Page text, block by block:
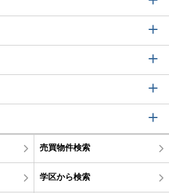
売買物件検索
学区から検索